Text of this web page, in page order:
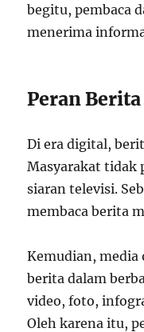
begitu, pembaca
menerima
Peran
Di era digital,
Masyarakat tidak
siaran televisi.
membaca berita
Kemudian,
berita dalam
video, foto,
Oleh karena itu,